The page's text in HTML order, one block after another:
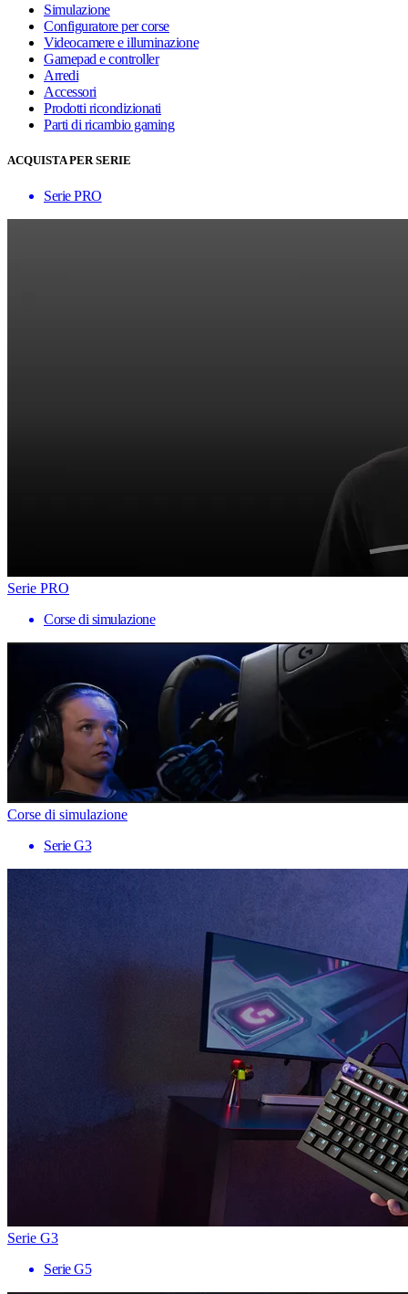
Simulazione
Configuratore per corse
Videocamere e illuminazione
Gamepad e controller
Arredi
Accessori
Prodotti ricondizionati
Parti di ricambio gaming
ACQUISTA PER SERIE
Serie PRO
Serie PRO
Corse di simulazione
Corse di simulazione
Serie G3
Serie G3
Serie G5